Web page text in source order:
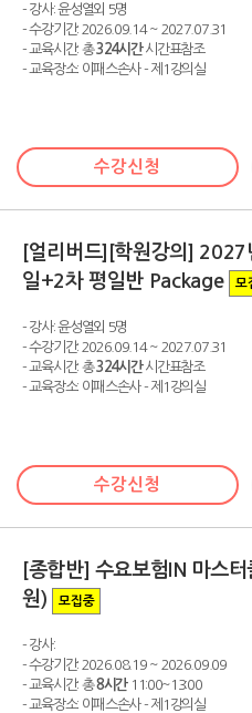
- 강사: 윤성열외 5명
- 수강기간: 2026.09.14 ~ 2027.07.31
- 교육시간: 총324시간시간표참조
- 교육장소: 이패스손사 - 제1강의실
수강신청
[얼리버드][학원강의] 2027
일+2차 평일반 Package
모
- 강사: 윤성열외 5명
- 수강기간: 2026.09.14 ~ 2027.07.31
- 교육시간: 총324시간시간표참조
- 교육장소: 이패스손사 - 제1강의실
수강신청
[종합반] 수요보험IN 마스
원)
모집중
- 강사:
- 수강기간: 2026.08.19 ~ 2026.09.09
- 교육시간: 총8시간11:00~13:00
- 교육장소: 이패스손사 - 제1강의실